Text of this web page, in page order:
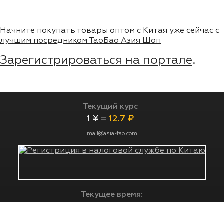
Начните покупать товары оптом с Китая уже сейчас с
лучшим посредником ТаоБао Азия Шоп
Зарегистрироваться на портале.
Текущий курс
1 ¥ = 12.7 ₽
mail@asia-tao.com
Текущее время: